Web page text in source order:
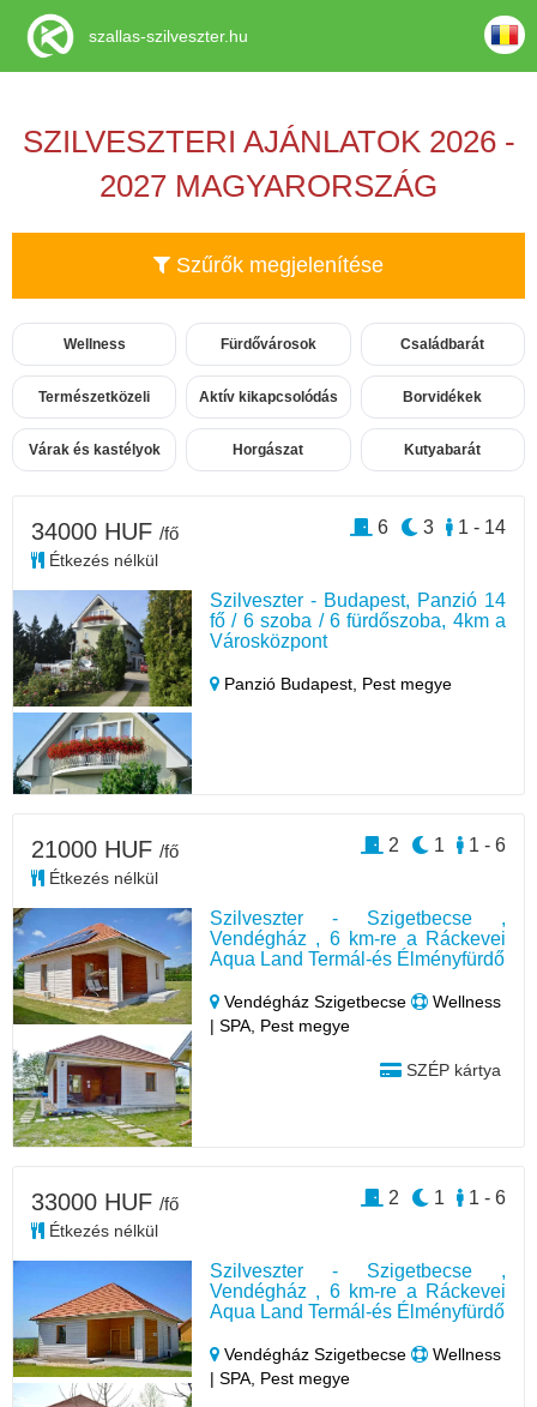
SZILVESZTERI AJÁNLATOK 2026 -
2027 MAGYARORSZÁG
Szűrők megjelenítése
Wellness Fürdővárosok Családbarát
Természetközeli Aktív kikapcsolódás Borvidékek
Várak és kastélyok Horgászat Kutyabarát
Szilveszter - Budapest, Panzió 14
fő / 6 szoba / 6 fürdőszoba, 4km a
Városközpont
Panzió Budapest, Pest megye
34000 HUF /fő
Étkezés nélkül
1 - 14
3
6
Szilveszter - Szigetbecse ,
Vendégház , 6 km-re a Ráckevei
Aqua Land Termál-és Élményfürdő
Vendégház Szigetbecse
Wellness
| SPA, Pest megye
SZÉP kártya
21000 HUF /fő
Étkezés nélkül
1 - 6
1
2
Szilveszter - Szigetbecse ,
Vendégház , 6 km-re a Ráckevei
Aqua Land Termál-és Élményfürdő
Vendégház Szigetbecse
Wellness
| SPA, Pest megye
33000 HUF /fő
Étkezés nélkül
1 - 6
1
2
szallas-szilveszter.hu